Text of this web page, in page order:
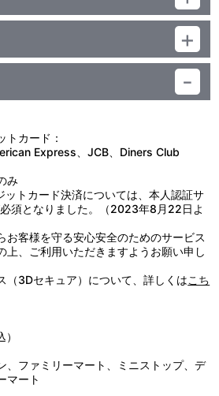
ックス
スト（ 9月20日夜公演・9月21日夜公
ﾀﾙ(ｽﾃﾚｵ)／片面2層×1枚／16:9(ｽｸｲｰｽﾞ)／
分／1巻
応援(エール)」
を中心に編集・収録。
リスト
FEVER
ー･マスカレード)
リュージョンだ
斐 剛(集英社 ジャンプ コミックス刊
主催：新テニスの王子様プロジェクト／
テムズ／イベント運営：ADKエモーショ
匡／音楽プロデューサー：松井伸太郎／
督：今村麻奈美／照明：座間拓也／電
野口芹南／ペンライト：後藤美沙都／音
嵐広明／トランポ：佐藤裕二／映像：
市川竜也／映像制作：柳沼寿昭／キャス
グ／衣裳：神場やす江／音楽制作協
ッツエンターテインメント、HEAD
ジック／アニメーション映像協力：
子／近藤孝行／甲斐田ゆき／高橋広樹／
順一／木内秀信／楠田敏之／保志総一朗
之／森久保祥太郎
中村太亮／吉野裕行
純／内藤 玲／杉本ゆう
竜治／遠藤大智／相葉裕樹／細貝 圭／
健児
／置鮎龍太郎／斎賀みつき／沢城千春／
藤智哉
トカード：
Express、JCB、Diners Club
み
トカード決済については、本人認証サ
須となりました。（2023年8月22日よ
客様を守る安心安全のためのサービス
上、ご利用いただきますようお願い申し
3Dセキュア）について、詳しくはこち
、ファミリーマート、ミニストップ、デ
マート